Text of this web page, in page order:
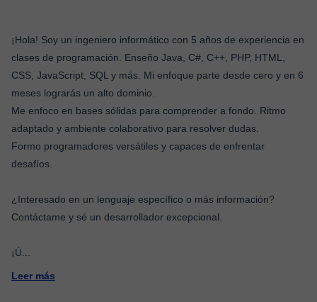
¡Hola! Soy un ingeniero informático con 5 años de experiencia en
clases de programación. Enseño Java, C#, C++, PHP, HTML,
CSS, JavaScript, SQL y más. Mi enfoque parte desde cero y en 6
meses lograrás un alto dominio.
Me enfoco en bases sólidas para comprender a fondo. Ritmo
adaptado y ambiente colaborativo para resolver dudas.
Formo programadores versátiles y capaces de enfrentar
desafíos.
¿Interesado en un lenguaje específico o más información?
Contáctame y sé un desarrollador excepcional.
¡Ú
Leer más